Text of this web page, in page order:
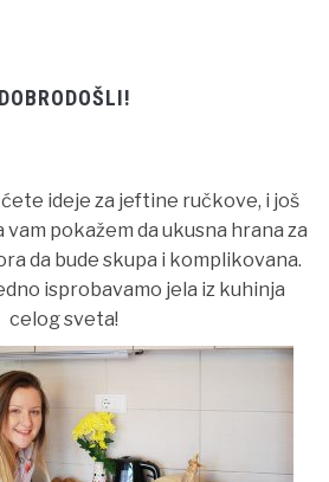
DOBRODOŠLI!
ideje za jeftine ručkove, i još
vam pokažem da ukusna hrana za
da bude skupa i komplikovana.
isprobavamo jela iz kuhinja
celog sveta!